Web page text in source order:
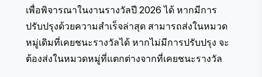
เพื่อพิจารณาในงานรางวัลปี 2026 ได้ หากมีการ
ปรับปรุงด้วยความสำเร็จล่าสุด สามารถส่งในหมวด
หมู่เดิมที่เคยชนะรางวัลได้ หากไม่มีการปรับปรุง จะ
ต้องส่งในหมวดหมู่ที่แตกต่างจากที่เคยชนะรางวัล